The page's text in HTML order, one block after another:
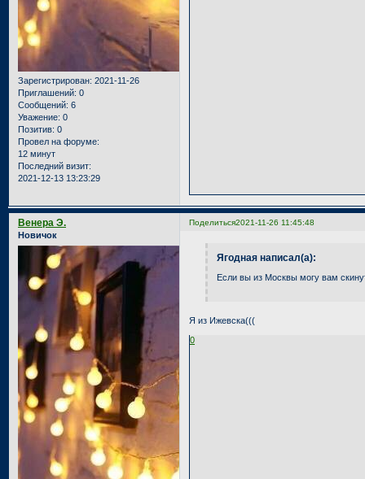
Зарегистрирован: 2021-11-26
Приглашений: 0
Сообщений: 6
Уважение: 0
Позитив: 0
Провел на форуме:
12 минут
Последний визит:
2021-12-13 13:23:29
Поделиться2021-11-26 11:45:48
Венера Э.
Новичок
Ягодная написал(а):
Если вы из Москвы могу вам
Я из Ижевска(((
0